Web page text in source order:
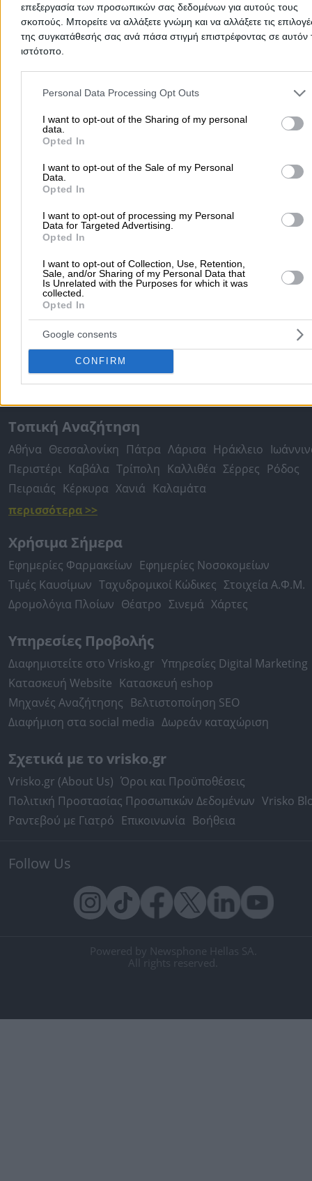
επεξεργασία των προσωπικών σας δεδομένων για αυτούς τους
σκοπούς. Μπορείτε να αλλάξετε γνώμη και να αλλάξετε τις
της συγκατάθεσής σας ανά πάσα στιγμή επιστρέφοντας σε αυτόν
ιστότοπο.
Please note that this website/app uses one or more Google
and may gather and store information including but not limited to
to Google and its third-party tags to use your data for below
purposes in below Google consent section.
Personal Data Processing Opt Outs
I want to opt-out of the Sharing of my personal
data.
Opted In
I want to opt-out of the Sale of my Personal
Data.
Opted In
I want to opt-out of processing my Personal
Data for Targeted Advertising.
Opted In
I want to opt-out of Collection, Use, Retention,
Sale, and/or Sharing of my Personal Data that
Is Unrelated with the Purposes for which it was
collected.
Opted In
Google consents
CONFIRM
> Νομός ΠΕΛΛΑΣ >
Δημοφιλείς Αναζητήσεις
Μετακομίσεις & Μεταφορές
Ψυχολόγοι
Παιδικοί Σταθμοί
Συνεργεία Αυτοκινήτων
Υδραυλικοί - Υδραυλικές Εγκαταστάσεις
Τοπική Αναζήτηση
Αθήνα Θεσσαλονίκη Πάτρα Λάρισα Ηράκλειο
Περιστέρι Καβάλα Τρίπολη Καλλιθέα Σέρρες Ρόδος
Πειραιάς Κέρκυρα Χανιά Καλαμάτα
περισσότερα >>
Χρήσιμα Σήμερα
Εφημερίες Φαρμακείων Εφημερίες Νοσοκομείων
Τιμές Καυσίμων Ταχυδρομικοί Κώδικες Στοιχεία Α.Φ.Μ.
Δρομολόγια Πλοίων Θέατρο Σινεμά Χάρτες
Υπηρεσίες Προβολής
Διαφημιστείτε στο Vrisko.gr Υπηρεσίες Digital Marketing
Κατασκευή Website Κατασκευή eshop
Μηχανές Αναζήτησης Βελτιστοποίηση SEO
Διαφήμιση στα social media Δωρεάν καταχώριση
Σχετικά με το vrisko.gr
Vrisko.gr (About Us) Όροι και Προϋποθέσεις
Πολιτική Προστασίας Προσωπικών Δεδομένων Vrisko
Ραντεβού με Γιατρό Επικοινωνία Βοήθεια
Follow Us
Powered by Newsphone Hellas SA.
All rights reserved.